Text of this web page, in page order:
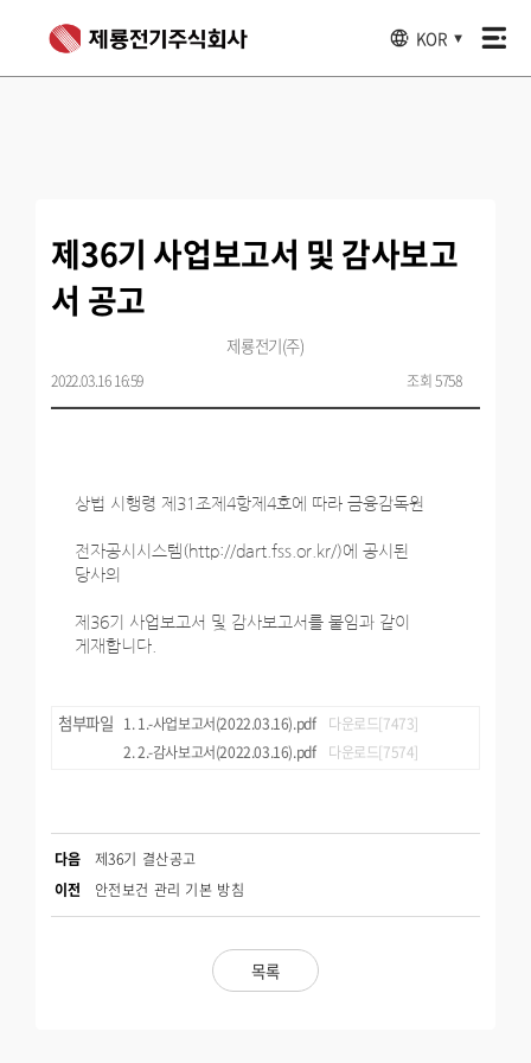
KOR ▼
제36기 사업보고서 및 감사보고
서 공고
제룡전기(주)
2022.03.16 16:59 조회 5758
상법 시행령 제31조제4항제4호에 따라 금융감독원
전자공시시스템(http://dart.fss.or.kr/)에 공시된
당사의
제36기 사업보고서 및 감사보고서를 붙임과 같이
게재합니다.
첨부파일 1.-사업보고서(2022.03.16).pdf
다운로드[7473]
2.-감사보고서(2022.03.16).pdf
다운로드[7574]
목록
다음
제36기 결산공고
이전 안전보건 관리 기본 방침